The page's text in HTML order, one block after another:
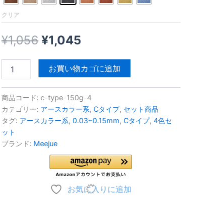
クリア
¥1,056 元
の
価
格
は
¥1,056
で
た。
¥1,045現
在
の
価
格
¥1,045
で
す。
べ
る
C
タ
イ
プ
お買い物カゴに追加
商品コード: c-type-150g-4
カテゴリー: アースカラー系, Cタイプ, セット商品
タグ: アースカラー系, 0.03~0.15mm, Cタイプ, 4色セ
ット
ブランド: Meejue
お気に入りに追加